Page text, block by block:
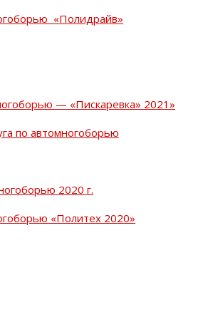
«Полидрайв»
— «Пискаревка» 2021»
по автомногоборью
2020 г.
«Политех 2020»